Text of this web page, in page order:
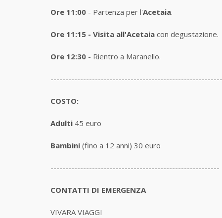
Ore 11:00 - Partenza per l'Acetaia.
Ore 11:15 - Visita all'Acetaia con degustazione.
Ore 12:30 - Rientro a Maranello.
----------------------------------------------------------
COSTO:
Adulti 45 euro
Bambini (fino a 12 anni) 30 euro
---------------------------------------------------------
CONTATTI DI EMERGENZA
VIVARA VIAGGI